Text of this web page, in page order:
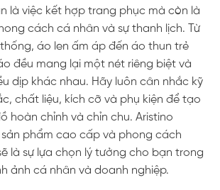
là việc kết hợp trang phục mà còn là
cách cá nhân và sự thanh lịch. Từ
áo len ấm áp đến áo thun trẻ
đều mang lại một nét riêng biệt và
dịp khác nhau. Hãy luôn cân nhắc kỹ
chất liệu, kích cỡ và phụ kiện để tạo
hoàn chỉnh và chỉn chu. Aristino
phẩm cao cấp và phong cách
là sự lựa chọn lý tưởng cho bạn trong
ảnh cá nhân và doanh nghiệp.